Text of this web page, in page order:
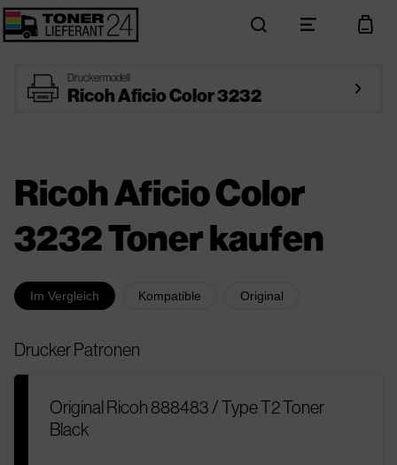
search menu cart
printer Druckermodell
Ricoh Aficio Color 3232 arrow_right
Ricoh Aficio Color
3232 Toner kaufen
Im Vergleich Kompatible Original
Drucker Patronen
Original Ricoh 888483 / Type T2 Toner
Black